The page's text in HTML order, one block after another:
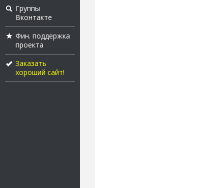
Группы
Вконтакте
Фин. поддержка
проекта
Заказать
хороший сайт!